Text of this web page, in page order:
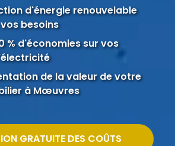
d'énergie renouvelable
besoins
% d'économies sur vos
de la valeur de votre
à Mœuvres
GRATUITE DES COÛTS